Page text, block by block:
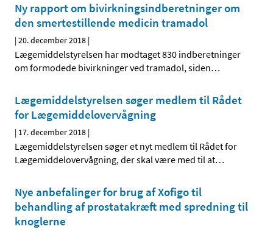
Ny rapport om bivirkningsindberetninger om
den smertestillende medicin tramadol
|20. december 2018 |
Lægemiddelstyrelsen har modtaget 830 indberetninger
om formodede bivirkninger ved tramadol, siden…
Lægemiddelstyrelsen søger medlem til Rådet
for Lægemiddelovervågning
| 17. december 2018 |
Lægemiddelstyrelsen søger et nyt medlem til Rådet for
Lægemiddelovervågning, der skal være med til at…
Nye anbefalinger for brug af Xofigo til
behandling af prostatakræft med spredning til
knoglerne